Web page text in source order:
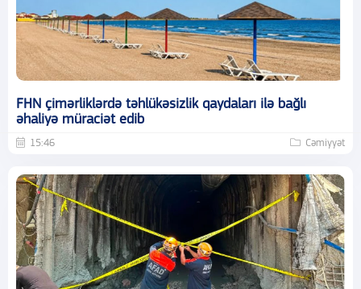
FHN çimərliklərdə təhlükəsizlik qaydaları ilə bağlı
əhaliyə müraciət edib
15:46 Cəmiyyət